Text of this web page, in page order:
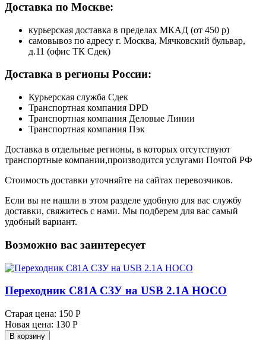
Доставка по Москве:
курьерская доставка в пределах МКАД (от 450 р)
самовывоз по адресу г. Москва, Мячковский бульвар,
д.11 (офис ТК Сдек)
Доставка в регионы России:
Курьерская служба Сдек
Транспортная компания DPD
Транспортная компания Деловые Линии
Транспортная компания Пэк
Доставка в отдельные регионы, в которых отсутствуют
транспортные компании,производится услугами Почтой РФ
Стоимость доставки уточняйте на сайтах перевозчиков.
Если вы не нашли в этом разделе удобную для вас службу
доставки, свяжитесь с нами. Мы подберем для вас самый
удобный вариант.
Возможно вас заинтересует
Переходник C81A СЗУ на USB 2.1A HOCO
Старая цена: 150 Р
Новая цена: 130 Р
В корзину